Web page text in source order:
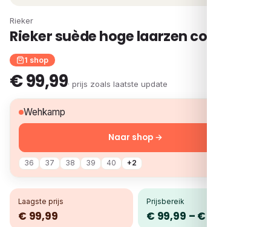
Rieker
Rieker suède hoge laarzen cognac
1 shop
€ 99,99· prijs zoals laatste update
Wehkamp
36 37 38 39 40 +2
Naar shop →
Laagste prijs
€ 99,99
Prijsbereik
€ 99,99 – € 99,99